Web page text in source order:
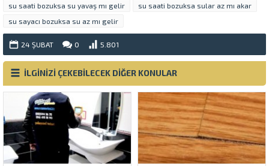
su saati bozuksa su yavaş mı gelir
su saati bozuksa sular az mı akar
su sayacı bozuksa su az mı gelir
24 ŞUBAT 0 5.801
İLGİNİZİ ÇEKEBİLECEK DİĞER KONULAR